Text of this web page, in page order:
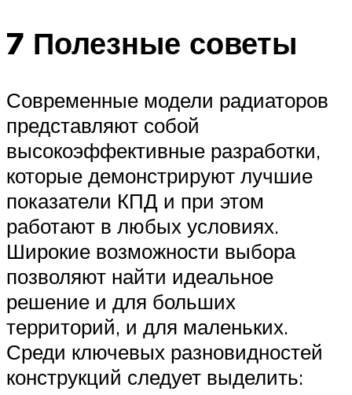
7 Полезные советы
Современные модели радиаторов
представляют собой
высокоэффективные разработки,
которые демонстрируют лучшие
показатели КПД и при этом
работают в любых условиях.
Широкие возможности выбора
позволяют найти идеальное
решение и для больших
территорий, и для маленьких.
Среди ключевых разновидностей
конструкций следует выделить: